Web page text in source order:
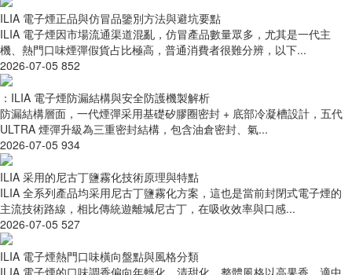
ILIA 電子煙正品與仿冒品鑒別方法與避坑要點
ILIA 電子煙因市場流通渠道混亂，仿冒產品數量眾多，尤其是一代主
機、熱門口味煙彈假貨占比極高，普通消費者很難分辨，以下...
2026-07-05 852
：ILIA 電子煙防漏結構與安全防護機製解析
防漏結構層面，一代煙彈采用基礎矽膠圈密封 + 底部冷凝槽設計，五代
ULTRA 煙彈升級為三重密封結構，包含油倉密封、氣...
2026-07-05 934
ILIA 采用的尼古丁鹽霧化技術原理與特點
ILIA 全系列產品均采用尼古丁鹽霧化方案，這也是當前封閉式電子煙的
主流技術路線，相比傳統遊離堿尼古丁，在吸收效率與口感...
2026-07-05 527
ILIA 電子煙熱門口味橫向盤點與風格分類
ILIA 電子煙的口味調香偏向年輕化、清甜化，整體風格以高果香、適中